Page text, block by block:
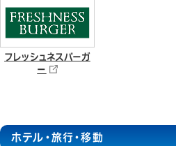
フレッシュネスバーガ
ー
ホテル・旅行・移動